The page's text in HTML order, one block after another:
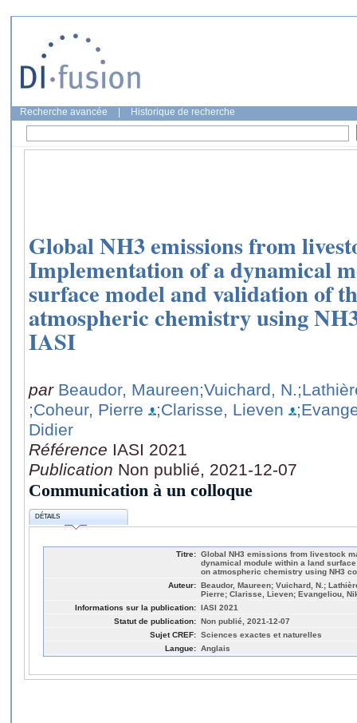
Recherche avancée Historique de recherche
Global NH3 emissions from
Implementation of a dynamical
surface model and validation of
atmospheric chemistry using
IASI
par Beaudor, Maureen;Vuichard, N.
;Coheur, Pierre
;Clarisse, Lieven
Didier
Référence IASI 2021
Publication Non publié, 2021-12-07
Communication à un colloque
DÉTAILS
Titre: Global NH3 emissions from livestock
dynamical module within a land
on atmospheric chemistry using NH3
Auteur: Beaudor, Maureen; Vuichard, N.;
Pierre; Clarisse, Lieven; Evangeliou,
Informations sur la publication: IASI 2021
Statut de publication: Non publié, 2021-12-07
Sujet CREF: Sciences exactes et naturelles
Langue: Anglais